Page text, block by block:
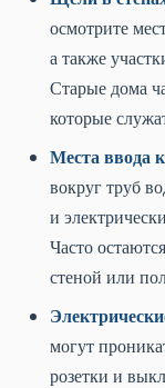
осмотрите
а также
Старые дома
которые
Места ввода
вокруг труб
и
Часто
стеной или
могут
розетки и